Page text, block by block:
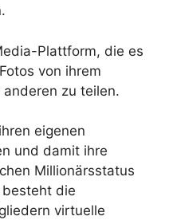
Plattform, die es
von ihrem
zu teilen.
eigenen
und damit ihre
Millionärsstatus
die
virtuelle